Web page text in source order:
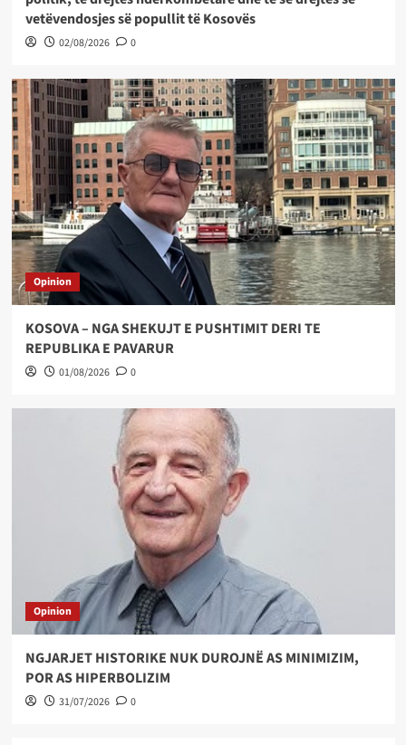
vetëvendosjes së popullit të Kosovës
02/08/2026 0
Opinion
KOSOVA – NGA SHEKUJT E PUSHTIMIT DERI TE
REPUBLIKA E PAVARUR
01/08/2026 0
Opinion
NGJARJET HISTORIKE NUK DUROJNË AS MINIMIZIM,
POR AS HIPERBOLIZIM
31/07/2026 0